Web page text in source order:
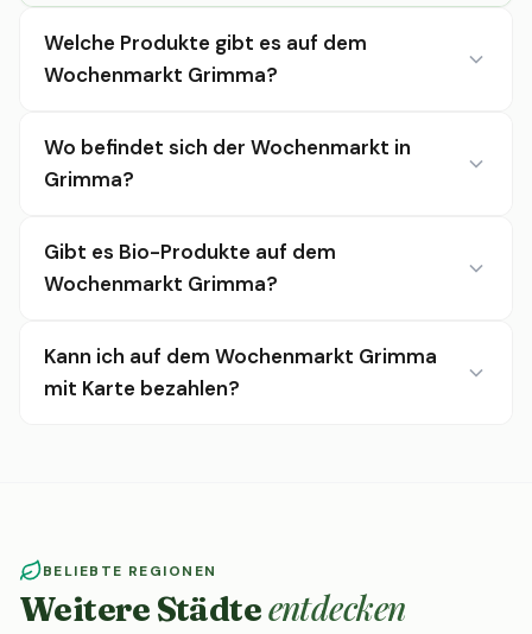
Welche Produkte gibt es auf dem
Wochenmarkt Grimma?
Wo befindet sich der Wochenmarkt in
Grimma?
Gibt es Bio-Produkte auf dem
Wochenmarkt Grimma?
Kann ich auf dem Wochenmarkt Grimma
mit Karte bezahlen?
BELIEBTE REGIONEN
Weitere Städteentdecken